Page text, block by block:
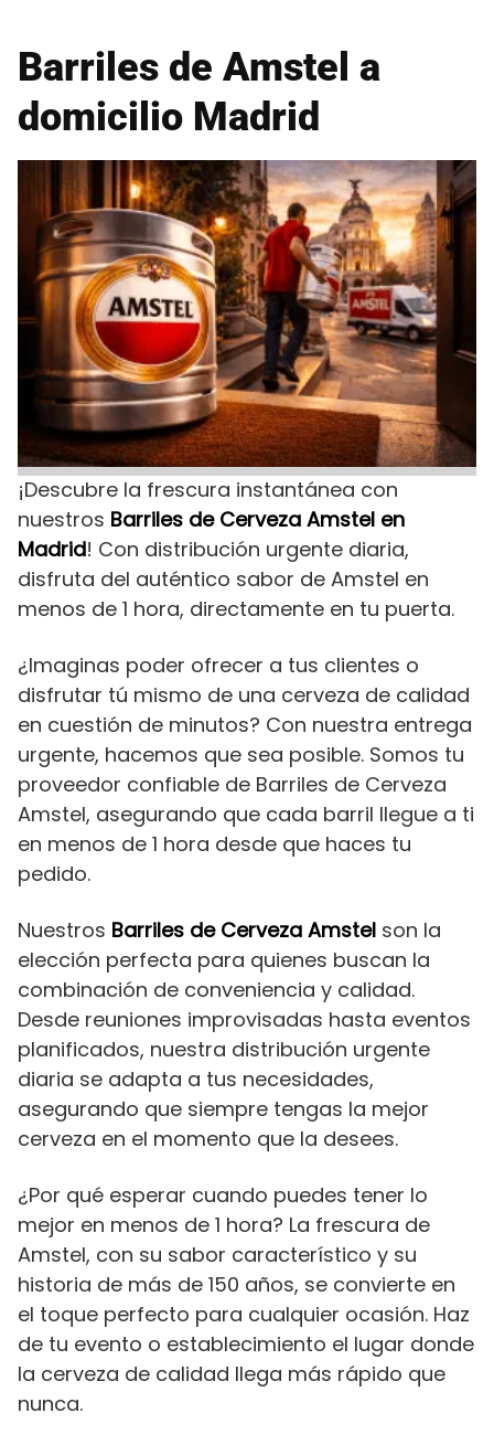
Barriles de Amstel a
domicilio Madrid
¡Descubre la frescura instantánea con
nuestros Barriles de Cerveza Amstel en
Madrid! Con distribución urgente diaria,
disfruta del auténtico sabor de Amstel en
menos de 1 hora, directamente en tu puerta.
¿Imaginas poder ofrecer a tus clientes o
disfrutar tú mismo de una cerveza de calidad
en cuestión de minutos? Con nuestra entrega
urgente, hacemos que sea posible. Somos tu
proveedor confiable de Barriles de Cerveza
Amstel, asegurando que cada barril llegue a ti
en menos de 1 hora desde que haces tu
pedido.
Nuestros Barriles de Cerveza Amstel son la
elección perfecta para quienes buscan la
combinación de conveniencia y calidad.
Desde reuniones improvisadas hasta eventos
planificados, nuestra distribución urgente
diaria se adapta a tus necesidades,
asegurando que siempre tengas la mejor
cerveza en el momento que la desees.
¿Por qué esperar cuando puedes tener lo
mejor en menos de 1 hora? La frescura de
Amstel, con su sabor característico y su
historia de más de 150 años, se convierte en
el toque perfecto para cualquier ocasión. Haz
de tu evento o establecimiento el lugar donde
la cerveza de calidad llega más rápido que
nunca.